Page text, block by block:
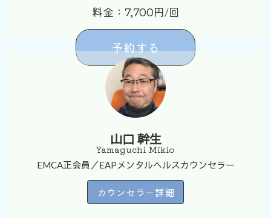
料金：7,700円/回
予約する
山口 幹生
Yamaguchi Mikio
EMCA正会員／EAPメンタルヘルスカウンセラー
カウンセラー詳細